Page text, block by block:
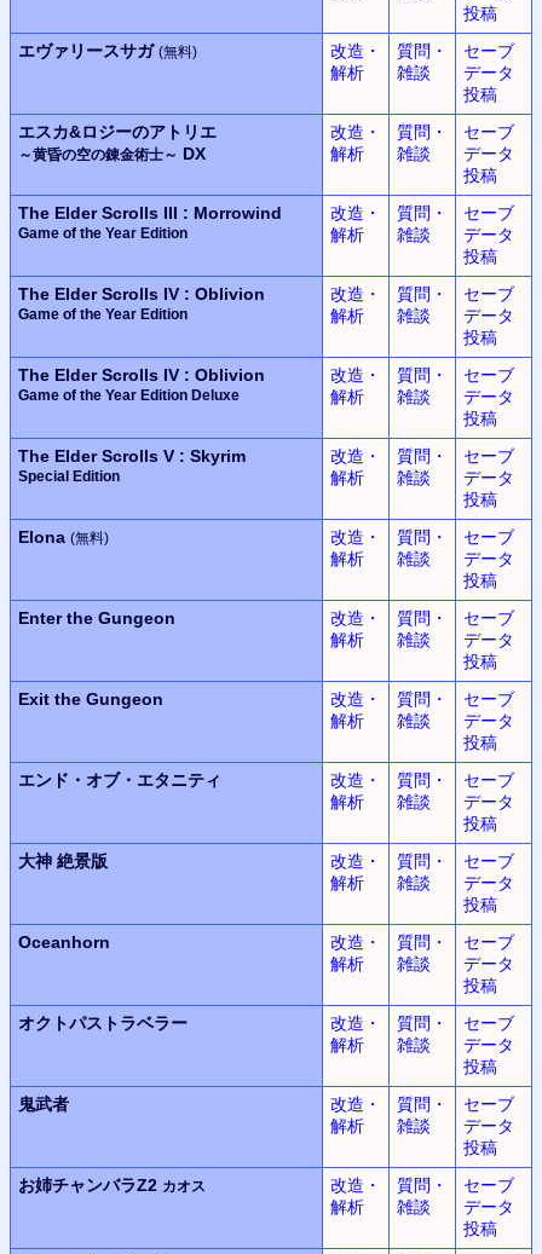
投稿
エヴァリースサガ (無料)
改造・
解析
質問・
雑談
セーブ
データ
投稿
エスカ&ロジーのアトリエ
～黄昏の空の錬金術士～ DX
改造・
解析
質問・
雑談
セーブ
データ
投稿
The Elder Scrolls III : Morrowind
Game of the Year Edition
改造・
解析
質問・
雑談
セーブ
データ
投稿
The Elder Scrolls IV : Oblivion
Game of the Year Edition
改造・
解析
質問・
雑談
セーブ
データ
投稿
The Elder Scrolls IV : Oblivion
Game of the Year Edition Deluxe
改造・
解析
質問・
雑談
セーブ
データ
投稿
The Elder Scrolls V : Skyrim
Special Edition
改造・
解析
質問・
雑談
セーブ
データ
投稿
Elona (無料)
改造・
解析
質問・
雑談
セーブ
データ
投稿
Enter the Gungeon
改造・
解析
質問・
雑談
セーブ
データ
投稿
Exit the Gungeon
改造・
解析
質問・
雑談
セーブ
データ
投稿
エンド・オブ・エタニティ
改造・
解析
質問・
雑談
セーブ
データ
投稿
大神 絶景版
改造・
解析
質問・
雑談
セーブ
データ
投稿
Oceanhorn
改造・
解析
質問・
雑談
セーブ
データ
投稿
オクトパストラベラー
改造・
解析
質問・
雑談
セーブ
データ
投稿
鬼武者
改造・
解析
質問・
雑談
セーブ
データ
投稿
お姉チャンバラZ2 カオス
改造・
解析
質問・
雑談
セーブ
データ
投稿